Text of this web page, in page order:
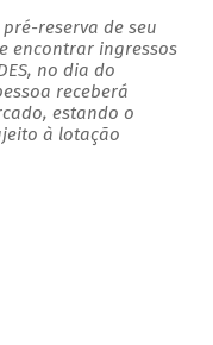
reserva de seu
encontrar ingressos
no dia do
receberá
estando o
à lotação